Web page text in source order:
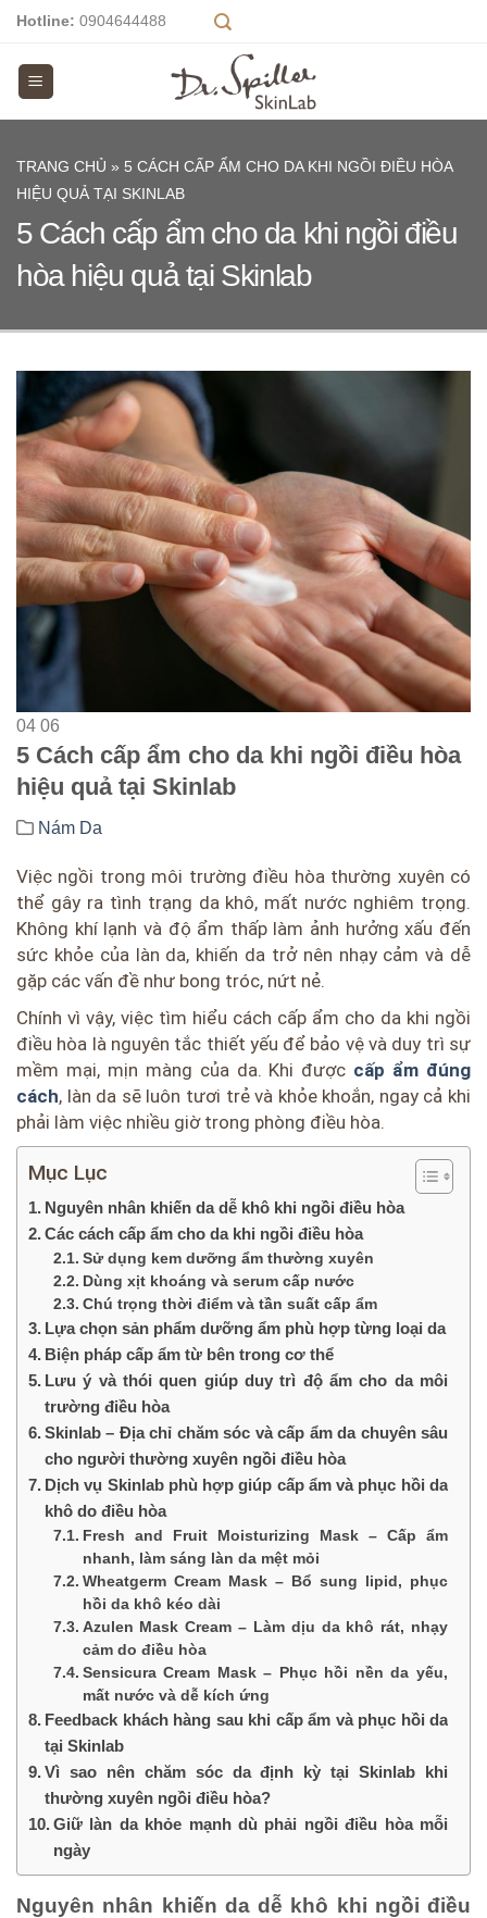
Skip
content
Hotline: 0904644488
TRANG CHỦ » 5 CÁCH CẤP ẨM CHO DA KHI NGỒI ĐIỀU HÒA
HIỆU QUẢ TẠI SKINLAB
5 Cách cấp ẩm cho da khi ngồi điều
hòa hiệu quả tại Skinlab
04 06
5 Cách cấp ẩm cho da khi ngồi điều hòa
hiệu quả tại Skinlab
Nám Da
Việc ngồi trong môi trường điều hòa thường xuyên có
thể gây ra tình trạng da khô, mất nước nghiêm trọng.
Không khí lạnh và độ ẩm thấp làm ảnh hưởng xấu đến
sức khỏe của làn da, khiến da trở nên nhạy cảm và dễ
gặp các vấn đề như bong tróc, nứt nẻ.
Chính vì vậy, việc tìm hiểu cách cấp ẩm cho da khi ngồi
điều hòa là nguyên tắc thiết yếu để bảo vệ và duy trì sự
mềm mại, mịn màng của da. Khi được cấp ẩm đúng
cách, làn da sẽ luôn tươi trẻ và khỏe khoắn, ngay cả khi
phải làm việc nhiều giờ trong phòng điều hòa.
Mục Lục
Nguyên nhân khiến da dễ khô khi ngồi điều hòa
Các cách cấp ẩm cho da khi ngồi điều hòa
Sử dụng kem dưỡng ẩm thường xuyên
Dùng xịt khoáng và serum cấp nước
Chú trọng thời điểm và tần suất cấp ẩm
Lựa chọn sản phẩm dưỡng ẩm phù hợp từng loại da
Biện pháp cấp ẩm từ bên trong cơ thể
Lưu ý và thói quen giúp duy trì độ ẩm cho da môi
trường điều hòa
Skinlab – Địa chỉ chăm sóc và cấp ẩm da chuyên sâu
cho người thường xuyên ngồi điều hòa
Dịch vụ Skinlab phù hợp giúp cấp ẩm và phục hồi da
khô do điều hòa
Fresh and Fruit Moisturizing Mask – Cấp ẩm
nhanh, làm sáng làn da mệt mỏi
Wheatgerm Cream Mask – Bổ sung lipid, phục
hồi da khô kéo dài
Azulen Mask Cream – Làm dịu da khô rát, nhạy
cảm do điều hòa
Sensicura Cream Mask – Phục hồi nền da yếu,
mất nước và dễ kích ứng
Feedback khách hàng sau khi cấp ẩm và phục hồi da
tại Skinlab
Vì sao nên chăm sóc da định kỳ tại Skinlab khi
thường xuyên ngồi điều hòa?
Giữ làn da khỏe mạnh dù phải ngồi điều hòa mỗi
ngày
Nguyên nhân khiến da dễ khô khi ngồi điều